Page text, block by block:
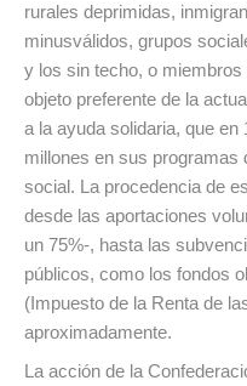
rurales deprimidas,
minusválidos, grupos
y los sin techo, o
objeto preferente de la
a la ayuda solidaria, que
millones en sus programas
social. La procedencia de
desde las aportaciones
un 75%-, hasta las
públicos, como los fondos
(Impuesto de la Renta de
aproximadamente.
La acción de la